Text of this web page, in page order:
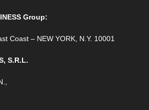
Group:
Coast – NEW YORK, N.Y. 10001
S.R.L.